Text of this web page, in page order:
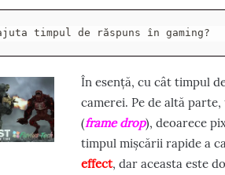
timpul de răspuns în gaming?
În esență, cu cât timpul
camerei. Pe de altă
(frame drop), deoarece
timpul mișcării rapide a
effect, dar aceasta este